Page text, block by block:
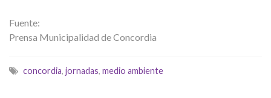
Fuente:
Prensa Municipalidad de Concordia
concordia, jornadas, medio ambiente